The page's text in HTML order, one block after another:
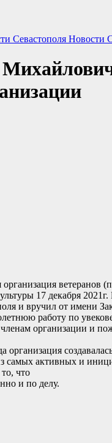
Севастополя Новости
17 декабря
и вручил от имени
работу по
организации и
самых активных и
что
и по делу.